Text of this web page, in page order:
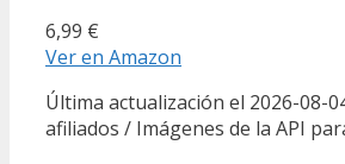
6,99 €
Ver en Amazon
Última actualización el 2026-08-
afiliados / Imágenes de la API